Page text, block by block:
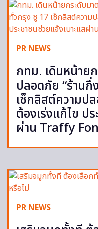
PR NEWS
กทม. เดินหน้าย
ปลอดภัย “ร้านกึ่
เช็กลิสต์ความป
ต้องเร่งแก้ไข ป
ผ่าน Traffy
PR NEWS